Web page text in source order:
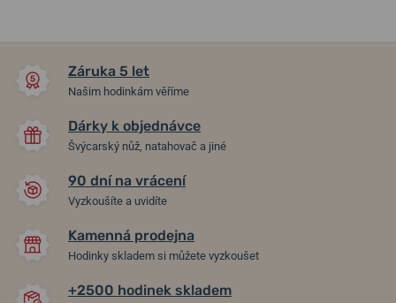
Záruka 5 let
Našim hodinkám věříme
Dárky k objednávce
Švýcarský nůž, natahovač a jiné
90 dní na vrácení
Vyzkoušíte a uvidíte
Kamenná prodejna
Hodinky skladem si můžete vyzkoušet
+2500 hodinek skladem